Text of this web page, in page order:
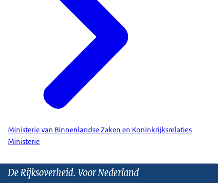
Ministerie van Binnenlandse Zaken en Koninkrijksrelaties
Ministerie
De Rijksoverheid. Voor Nederland